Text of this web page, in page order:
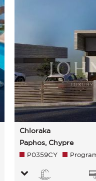
Chloraka
Paphos, Chypre
P0359CY